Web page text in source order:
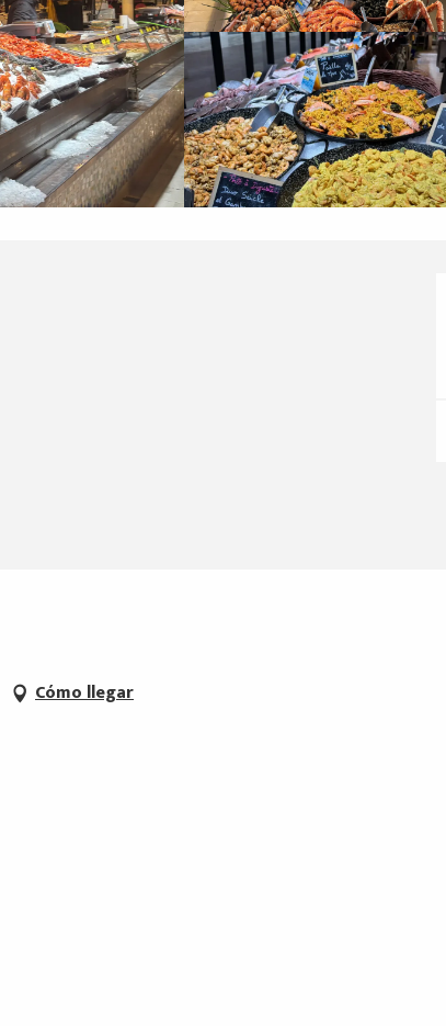
Cómo llegar